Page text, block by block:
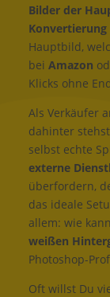
Bilder der
Konvertierung
Hauptbild,
bei Amazon
Klicks ohne
Als Verkäufer
dahinter
selbst echte
externe
überfordern,
das ideale
allem: wie
weißen
Photoshop-
Oft willst Du